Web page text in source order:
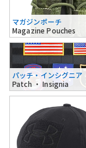
マガジンポーチ
Magazine Pouches
パッチ・インシグニア
Patch ・ Insignia